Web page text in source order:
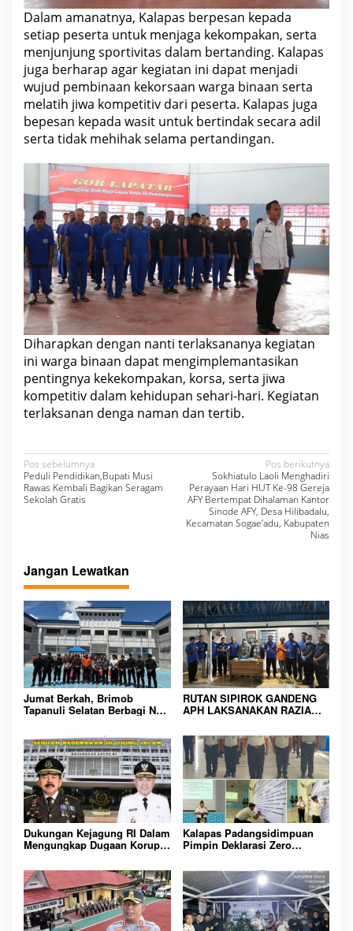
a
n
g
s
i
a
n
t
a
Dalam amanatnya, Kalapas berpesan kepada
setiap peserta untuk menjaga kekompakan, serta
menjunjung sportivitas dalam bertanding. Kalapas
juga berharap agar kegiatan ini dapat menjadi
wujud pembinaan kekorsaan warga binaan serta
melatih jiwa kompetitiv dari peserta. Kalapas juga
bepesan kepada wasit untuk bertindak secara adil
serta tidak mehihak selama pertandingan.
Diharapkan dengan nanti terlaksananya kegiatan
ini warga binaan dapat mengimplemantasikan
pentingnya kekekompakan, korsa, serta jiwa
kompetitiv dalam kehidupan sehari-hari. Kegiatan
terlaksanan denga naman dan tertib.
N
a
v
a
s
i
p
o
s
Pos sebelumnya
Peduli Pendidikan,Bupati Musi
Rawas Kembali Bagikan Seragam
Sekolah Gratis
Pos berikutnya
Sokhiatulo Laoli Menghadiri
Perayaan Hari HUT Ke-98 Gereja
AFY Bertempat Dihalaman Kantor
Sinode AFY, Desa Hilibadalu,
Kecamatan Sogae’adu, Kabupaten
Nias
Jangan Lewatkan
Jumat Berkah, Brimob
Tapanuli Selatan Berbagi Nasi
Rutan Kelas IIB Sipirok
RUTAN SIPIROK GANDENG
APH LAKSANAKAN RAZIA
KOMITMEN CIPTAKAN
LINGKUNGAN
PEMASYARAKATAN YANG
AMAN
Dukungan Kejagung RI Dalam
Mengungkap Dugaan Korupsi
Ketua AMPK : Segera Periksa
Dan Tangkap!
Kalapas Padangsidimpuan
Pimpin Deklarasi Zero
Lingkungan Lapas
Padangsidimpuan